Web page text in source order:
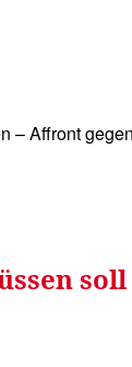
– Affront